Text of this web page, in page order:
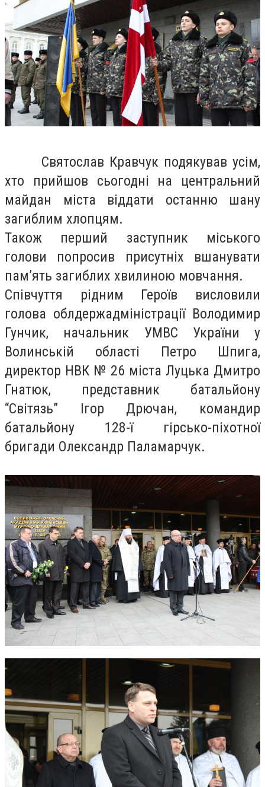
Святослав Кравчук подякував усім,
хто прийшов сьогодні на центральний
майдан міста віддати останню шану
загиблим хлопцям.
Також перший заступник міського
голови попросив присутніх вшанувати
пам’ять загиблих хвилиною мовчання.
Співчуття рідним Героїв висловили
голова облдержадміністрації Володимир
Гунчик, начальник УМВС України у
Волинській області Петро Шпига,
директор НВК № 26 міста Луцька Дмитро
Гнатюк, представник батальйону
“Світязь” Ігор Дрючан, командир
батальйону 128-ї гірсько-піхотної
бригади Олександр Паламарчук.